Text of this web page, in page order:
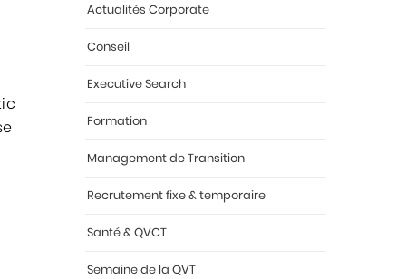
Actualités Corporate
Conseil
Executive Search
Formation
Management de Transition
Recrutement fixe & temporaire
Santé & QVCT
Semaine de la QVT